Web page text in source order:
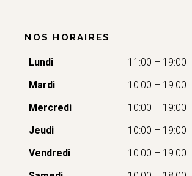
NOS HORAIRES
Lundi
11:00 – 19:00
Mardi
10:00 – 19:00
Mercredi
10:00 – 19:00
Jeudi
10:00 – 19:00
Vendredi
10:00 – 19:00